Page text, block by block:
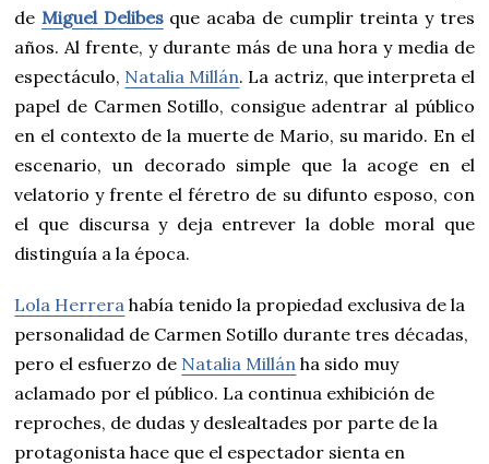
de Miguel Delibesque acaba de cumplir treinta y tres
años. Al frente, y durante más de una hora y media de
espectáculo, Natalia Millán. La actriz, que interpreta el
papel de Carmen Sotillo, consigue adentrar al público
en el contexto de la muerte de Mario, su marido. En el
escenario, un decorado simple que la acoge en el
velatorio y frente el féretro de su difunto esposo, con
el que discursa y deja entrever la doble moral que
distinguía a la época.
Lola Herrera había tenido la propiedad exclusiva de la
personalidad de Carmen Sotillo durante tres décadas,
pero el esfuerzo de Natalia Millán ha sido muy
aclamado por el público. La continua exhibición de
reproches, de dudas y deslealtades por parte de la
protagonista hace que el espectador sienta en